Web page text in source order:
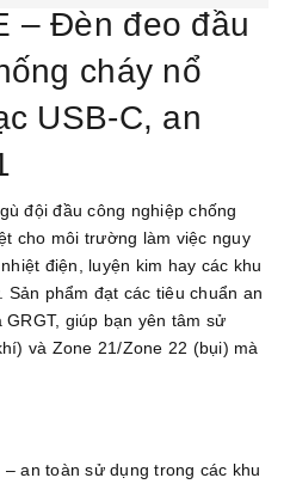
– Đèn đeo đầu
cháy nổ
USB-C, an
đội đầu công nghiệp chống
cho môi trường làm việc nguy
điện, luyện kim hay các khu
phẩm đạt các tiêu chuẩn an
GRGT, giúp bạn yên tâm sử
và Zone 21/Zone 22 (bụi) mà
an toàn sử dụng trong các khu